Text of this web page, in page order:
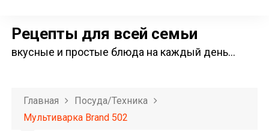
Рецепты для всей семьи
вкусные и простые блюда на каждый день…
Главная
Посуда/техника
Мультиварка Brand 502